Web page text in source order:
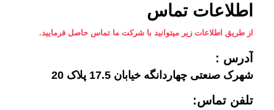
اطلاعات تماس
از طریق اطلاعات زیر میتوانید با شرکت ما تماس حاصل فرمایید.
آدرس :
شهرک صنعتی چهاردانگه خیابان 17.5 پلاک 20
تلفن تماس: